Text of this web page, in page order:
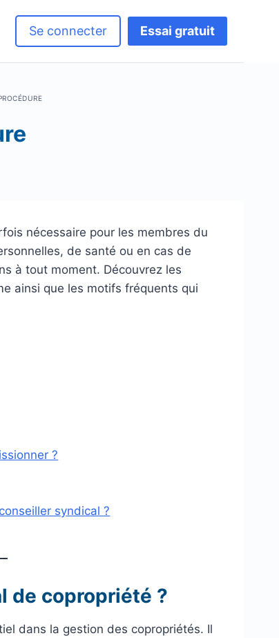
Se connecter Essai gratuit
nécessaire pour les membres du
de santé ou en cas de
à tout moment. Découvrez les
ainsi que les motifs fréquents qui
?
syndical ?
de copropriété ?
dans la gestion des copropriétés. Il